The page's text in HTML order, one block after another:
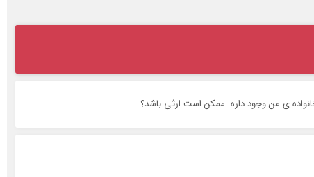
ی من وجود داره. ممکن است ارثی باشد؟